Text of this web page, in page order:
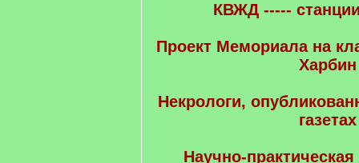
КВЖД -----
Проект Мемориала на
Харбин
Некрологи,
газетах
Научно-